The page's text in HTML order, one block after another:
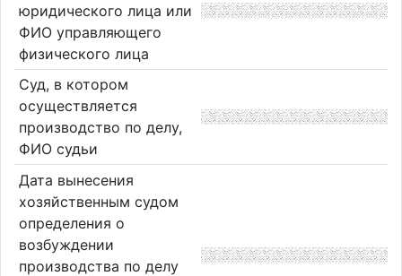
юридического лица или
ФИО управляющего
физического лица
Суд, в котором
осуществляется
производство по делу,
ФИО судьи
Дата вынесения
хозяйственным судом
определения о
возбуждении
производства по делу